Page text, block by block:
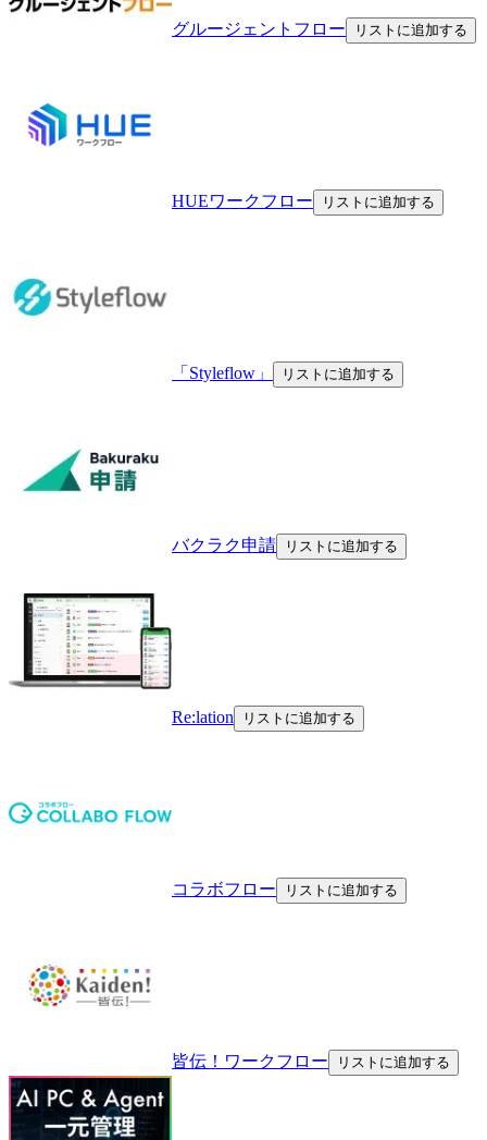
グルージェントフロー リストに追加する
HUEワークフロー リストに追加する
「Styleflow」 リストに追加する
バクラク申請 リストに追加する
Re:lation リストに追加する
コラボフロー リストに追加する
皆伝！ワークフロー リストに追加する